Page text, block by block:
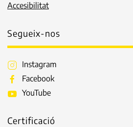
Accesibilitat
Segueix-nos
Instagram
Facebook
YouTube
Certificació